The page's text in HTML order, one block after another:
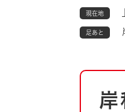
ごみ・衛生・
防災・防犯
現在地
足あと
本
岸